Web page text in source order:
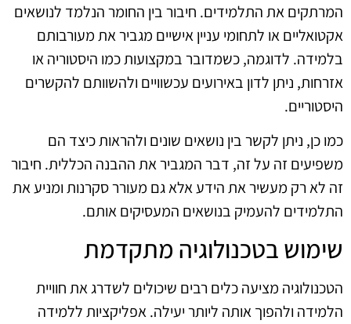
המרתקים את התלמידים. חיבור בין החומר הנלמד לנושאים
אקטואליים או לתחומי עניין אישיים מגביר את מעורבותם
בלמידה. לדוגמה, כשמדובר במקצועות כמו היסטוריה או
אזרחות, ניתן לדון באירועים עכשוויים ולהשוותם להקשרים
היסטוריים.
כמו כן, ניתן לקשר בין נושאים שונים ולהראות כיצד הם
משפיעים זה על זה, דבר המגביר את ההבנה הכללית. חיבור
זה לא רק מעשיר את הידע אלא גם מעורר סקרנות ומניע את
התלמידים להעמיק בנושאים המעסיקים אותם.
שימוש בטכנולוגיה מתקדמת
הטכנולוגיה מציעה כלים רבים שיכולים לשדרג את חוויית
הלמידה ולהפוך אותה ליותר יעילה. אפליקציות ללמידה